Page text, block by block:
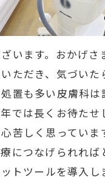
います。おかげさ
ただき、気づいた
置も多い皮膚科は
では長くお待たせ
苦しく思っていま
につなげられれば
トツールを導入し